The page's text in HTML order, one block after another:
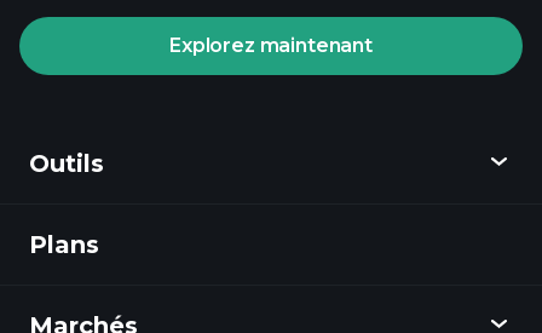
Explorez maintenant
Outils
Découvrir
Plans
Marchés